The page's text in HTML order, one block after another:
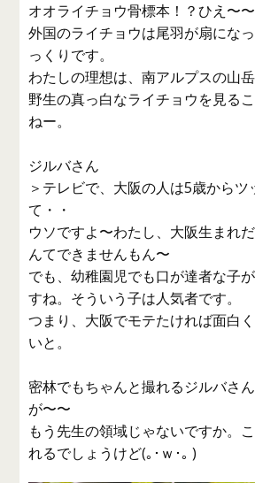
オオライチョウ骨標本！？ひえ〜〜
外国のライチョウは尾羽が扇にな
っくりです。
わたしの理想は、南アルプスの山
野生の真っ白なライチョウを見る
ねー。
ジルバさん
＞テレビで、大阪の人は5歳からツ
て・・
ウソですよ〜わたし、大阪生まれ
んてできませんもん〜
でも、幼稚園児でも口が達者な子
すね。そういう子は人気者です。
つまり、大阪でモテたければ面白
いと。
密林でもちゃんと撮れるジルバさ
が〜〜
もう先生の領域じゃないですか。
れるでしょうけど(｡･ｗ･｡ )